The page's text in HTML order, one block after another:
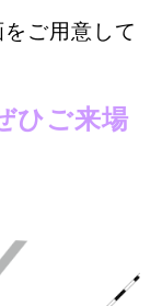
ご用意して
ひご来場